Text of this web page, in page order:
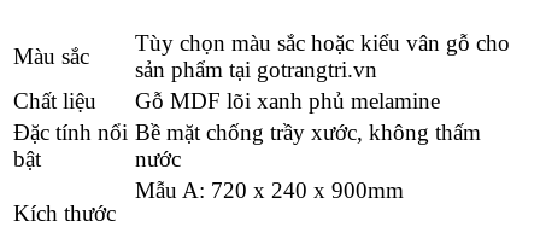
Màu sắc
Tùy chọn màu sắc hoặc kiểu vân gỗ cho
sản phẩm tại gotrangtri.vn
Chất liệu
Gỗ MDF lõi xanh phủ melamine
Đặc tính nổi
bật
Bề mặt chống trầy xước, không thấm
nước
Kích thước
Mẫu A: 720 x 240 x 900mm